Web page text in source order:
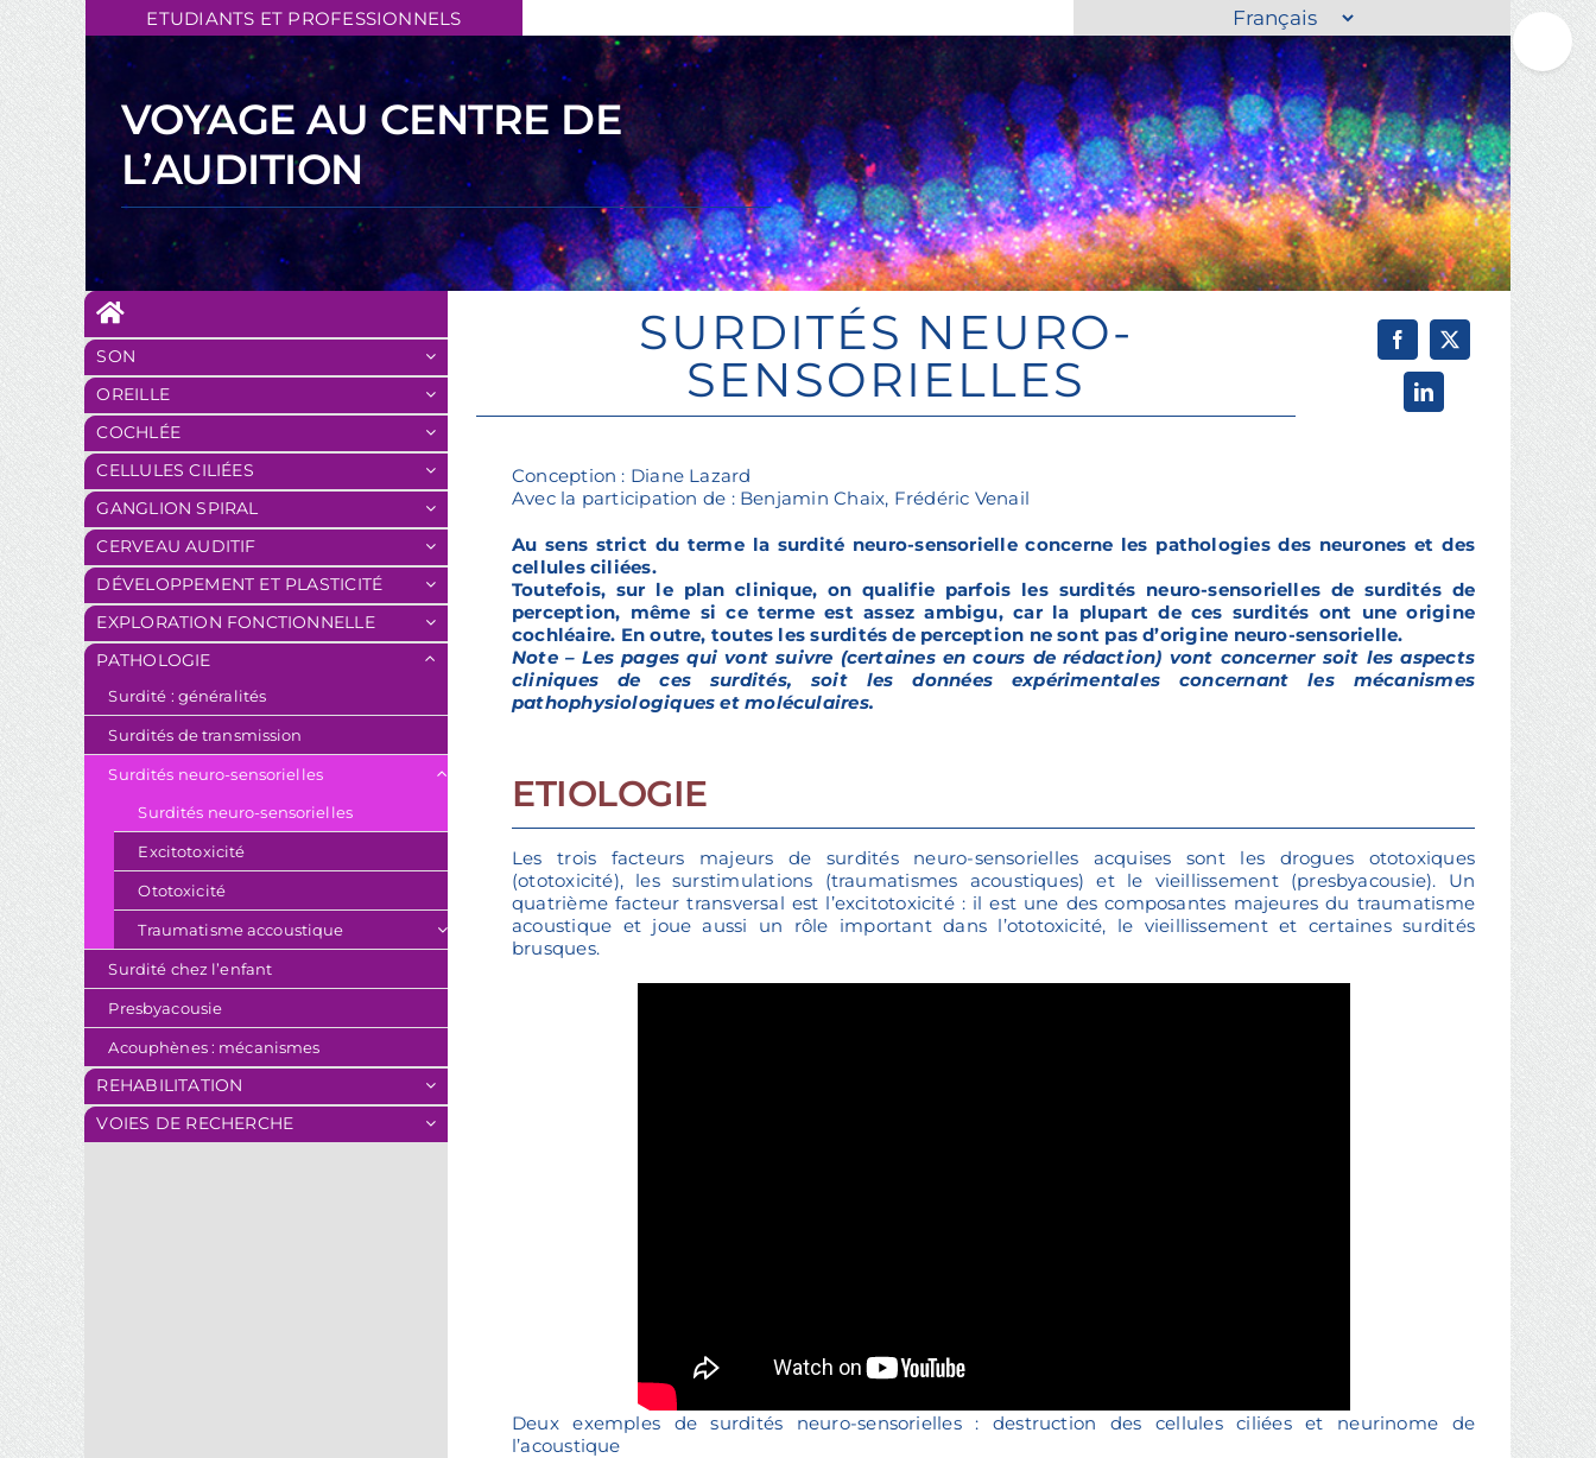
content
ETUDIANTS ET PROFESSIONNELS
Choisir
une
langue
VOYAGE AU CENTRE DE
L’AUDITION
SON
OREILLE
COCHLÉE
CELLULES CILIÉES
GANGLION SPIRAL
CERVEAU AUDITIF
DÉVELOPPEMENT ET PLASTICITÉ
EXPLORATION FONCTIONNELLE
PATHOLOGIE
Surdité : généralités
Surdités de transmission
Surdités neuro-sensorielles
Surdités neuro-sensorielles
Excitotoxicité
Ototoxicité
Traumatisme accoustique
Surdité chez l’enfant
Presbyacousie
Acouphènes : mécanismes
REHABILITATION
VOIES DE RECHERCHE
SURDITÉS NEURO-
SENSORIELLES
Conception : Diane Lazard
Avec la participation de : Benjamin Chaix, Frédéric Venail
Au sens strict du terme la surdité neuro-sensorielle concerne les pathologies des neurones et des
cellules ciliées.
Toutefois, sur le plan clinique, on qualifie parfois les surdités neuro-sensorielles de surdités de
perception, même si ce terme est assez ambigu, car la plupart de ces surdités ont une origine
cochléaire. En outre, toutes les surdités de perception ne sont pas d’origine neuro-sensorielle.
Note – Les pages qui vont suivre (certaines en cours de rédaction) vont concerner soit les aspects
cliniques de ces surdités, soit les données expérimentales concernant les mécanismes
pathophysiologiques et moléculaires.
ETIOLOGIE
Les trois facteurs majeurs de surdités neuro-sensorielles acquises sont les drogues ototoxiques
(ototoxicité), les surstimulations (traumatismes acoustiques) et le vieillissement (presbyacousie). Un
quatrième facteur transversal est l’excitotoxicité : il est une des composantes majeures du traumatisme
acoustique et joue aussi un rôle important dans l’ototoxicité, le vieillissement et certaines surdités
brusques.
Deux exemples de surdités neuro-sensorielles : destruction des cellules ciliées et neurinome de
l’acoustique
Toggle
Sliding
Bar
Area